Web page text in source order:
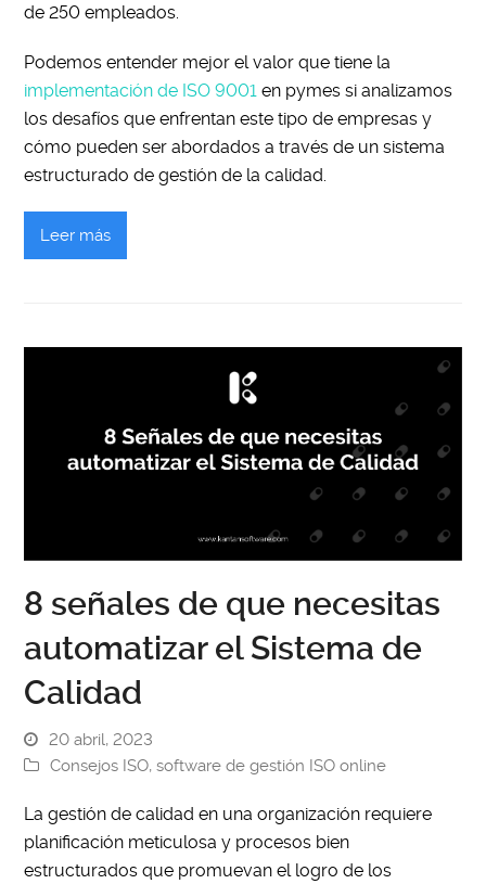
de 250 empleados.
Podemos entender mejor el valor que tiene la
implementación de ISO 9001 en pymes si analizamos
los desafíos que enfrentan este tipo de empresas y
cómo pueden ser abordados a través de un sistema
estructurado de gestión de la calidad.
Leer más
8 señales de que necesitas
automatizar el Sistema de
Calidad
20 abril, 2023
Consejos ISO,software de gestión ISO online
La gestión de calidad en una organización requiere
planificación meticulosa y procesos bien
estructurados que promuevan el logro de los